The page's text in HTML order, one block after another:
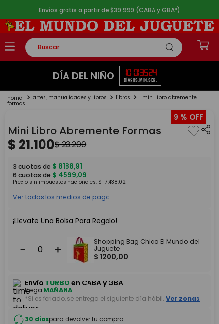
Envíos gratis a partir de $39.999 (CABA y GBA*)
Buscar
TÉRMINOS MÁS BUSCADOS
2.
lego
4.
monopatin
5. toy story
DÍA DEL NIÑO 10
DÍAS
01
HS.
35
MIN.
24
SEG.
artes, manualidades y libros libros mini libro abremente
formas
9 %
Mini Libro Abremente Formas
$ 21.100$23.200
3 cuotas de $ 8188,91
6 cuotas de $ 4599,09
Precio sin impuestos nacionales: $ 17.438,02
Ver todos los medios de pago
¡Llevate Una Bolsa Para Regalo!
＋
－
Shopping Bag Chica El Mundo del
Juguete
$ 1200,00
Envío TURBO en CABA y GBA
Llega MAÑANA
*Si es feriado, se entrega el siguiente día hábil. Ver zonas
30 díaspara devolver tu compra